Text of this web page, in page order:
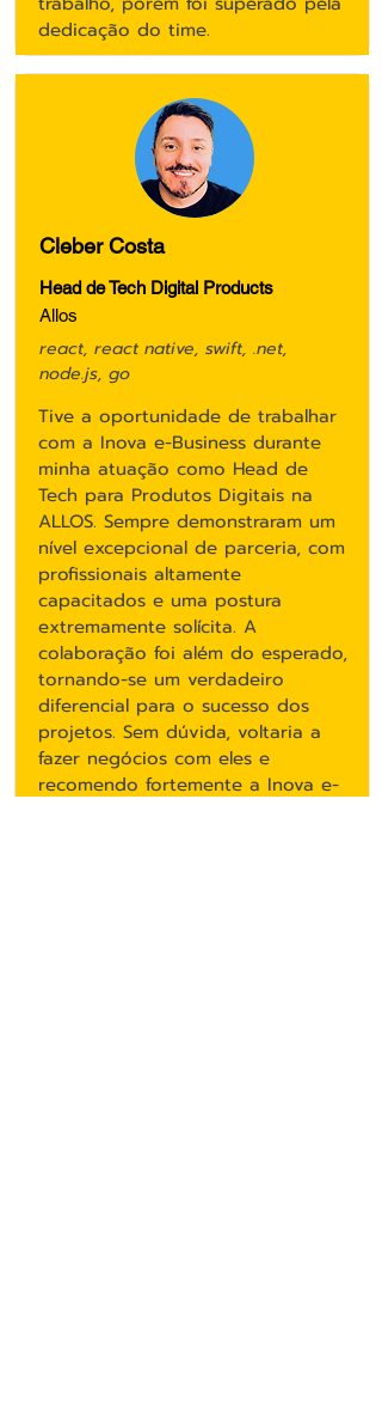
dedicação do time.
Cleber Costa
Head de Tech Digital Products
Allos
react, react native, swift, .net,
node.js, go
Tive a oportunidade de trabalhar
com a Inova e-Business durante
minha atuação como Head de
Tech para Produtos Digitais na
ALLOS. Sempre demonstraram um
nível excepcional de parceria, com
profissionais altamente
capacitados e uma postura
extremamente solícita. A
colaboração foi além do esperado,
tornando-se um verdadeiro
diferencial para o sucesso dos
projetos. Sem dúvida, voltaria a
fazer negócios com eles e
recomendo fortemente a Inova e-